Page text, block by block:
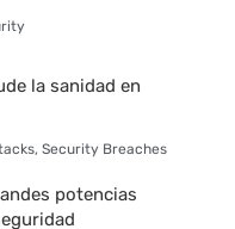
la sanidad en
,Security Breaches
potencias